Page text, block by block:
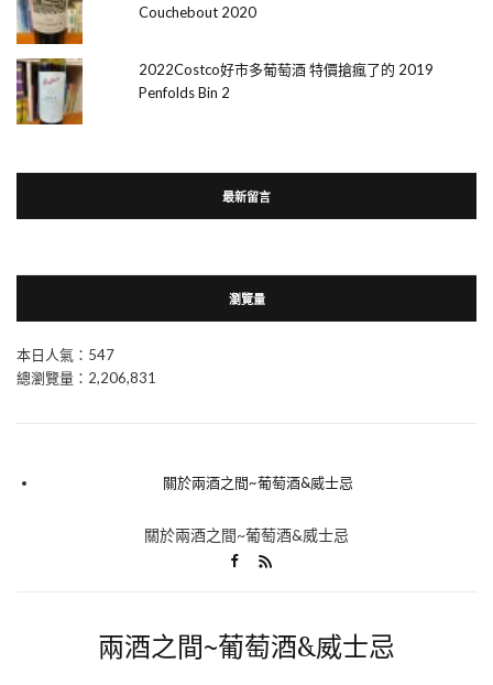
Couchebout 2020
2022Costco好市多葡萄酒 特價搶瘋了的 2019
Penfolds Bin 2
最新留言
瀏覽量
本日人氣：547
總瀏覽量：2,206,831
關於兩酒之間~葡萄酒&威士忌
關於兩酒之間~葡萄酒&威士忌
兩酒之間~葡萄酒&威士忌